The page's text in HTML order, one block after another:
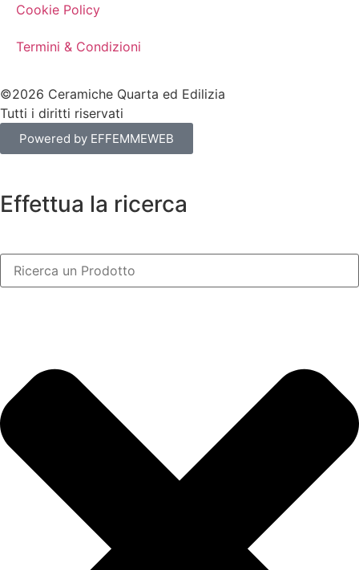
Cookie Policy
Termini & Condizioni
©2026 Ceramiche Quarta ed Edilizia
Tutti i diritti riservati
Powered by EFFEMMEWEB
Effettua la ricerca